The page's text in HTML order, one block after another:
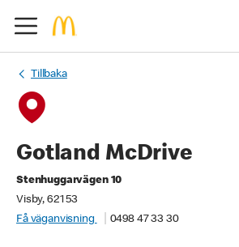
Tillbaka
Gotland McDrive
Stenhuggarvägen 10
Visby, 621 53
Få väganvisning
0498 47 33 30